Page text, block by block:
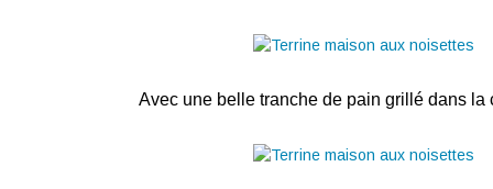
Avec une belle tranche de pain grillé dans la